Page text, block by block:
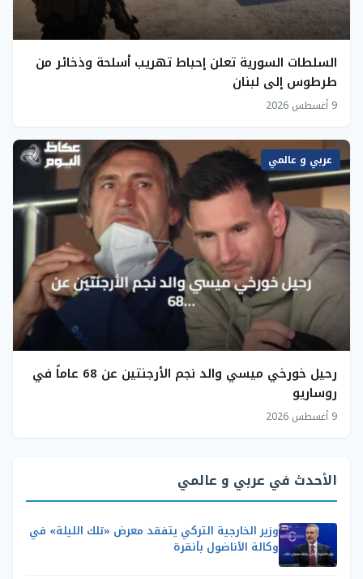
السلطات السورية تعلن إحباط تهريب أسلحة وذخائر من
طرطوس إلى لبنان
9 أغسطس 2026
عربي و عالمي
رحيل خورخي ميسي والد نجم الأرجنتين عن 68 عاماً في
روساريو
9 أغسطس 2026
الأحدث في عربي و عالمي
وزير الخارجية التركي يتفقد معرض «تلك الليلة» في
وكالة الأناضول بأنقرة